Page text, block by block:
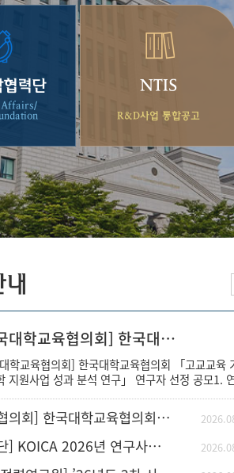
력단
Affairs/
NTIS
R&D사업 통합공고
[한국대학교육협의회] 한국대학교육협의회 「고교교육 기여대학 지원사업 성과 분석 연구」 연구
학교육협의회] 한국대학교육협의회 「고교교육
지원사업 성과 분석 연구」 연구자 선정 공모1.
과제번호연 구 과 제 명연구기간연구비1고교교
학 지원사
[한국대학교육협의회] 한국대학교육협의회 「대입전형결과와 평가 기준 시각화 및 정보 공개 표
[한국국제협력단] KOICA 2026년 연구사업 공모 계획